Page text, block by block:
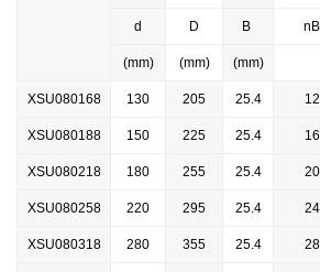
d
D B nB
(mm) (mm) (mm)
XSU080168 130 205 25.4 12
XSU080188 150 225 25.4 16
XSU080218 180 255 25.4 20
XSU080258 220 295 25.4 24
XSU080318 280 355 25.4 28